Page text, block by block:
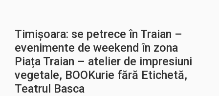
Timișoara: se petrece în Traian –
evenimente de weekend în zona
Piața Traian – atelier de impresiuni
vegetale, BOOKurie fără Etichetă,
Teatrul Basca